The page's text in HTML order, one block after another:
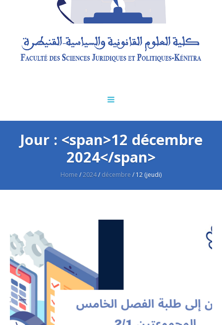
Jour : <span>12 décembre
2024</span>
Home /2024/ décembre / 12 (jeudi)